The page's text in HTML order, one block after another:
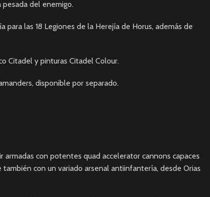
del enemigo.
las 18 Legiones de la Herejía de Horus, además de
Citadel y pinturas Citadel Colour.
, disponible por separado.
con potentes quad accelerator cannons capaces
con un variado arsenal antiinfantería, desde Orias